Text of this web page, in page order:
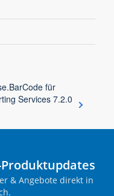
für
Services 7.2.0
& Angebote direkt in